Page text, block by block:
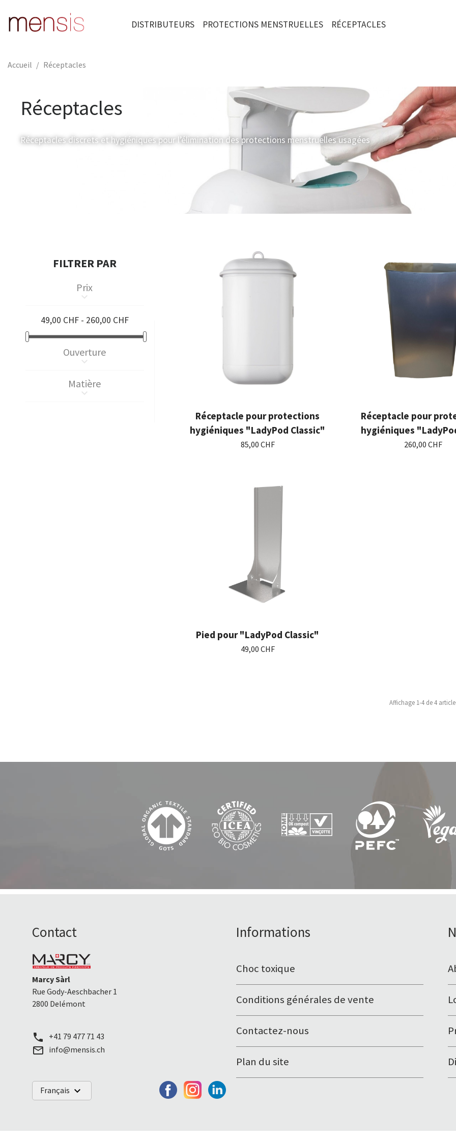
DISTRIBUTEURS PROTECTIONS MENSTRUELLES RÉCEPTACLES
Accueil Réceptacles
Réceptacles
Réceptacles discrets et hygiéniques pour l’élimination des protections menstruelles usagées
FILTRER PAR
Prix
keyboard_arrow_down
49,00 CHF - 260,00 CHF
Ouverture
keyboard_arrow_down
Matière
keyboard_arrow_down
Réceptacle pour protections
hygiéniques "LadyPod Classic"
85,00 CHF
Réceptacle pour
hygiéniques
260,00 CHF
Pied pour "LadyPod Classic"
49,00 CHF
Affichage 1-4 de 4
Contact
Marcy Sàrl
Rue Gody-Aeschbacher 1
2800 Delémont
call +41 79 477 71 43
mail_outline info@mensis.ch
Français keyboard_arrow_down
Informations
Choc toxique
Conditions générales de vente
Contactez-nous
Plan du site